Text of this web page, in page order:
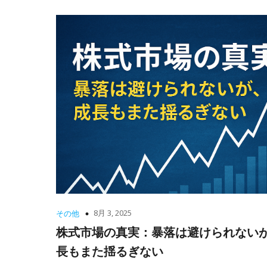
その他 8月 3, 2025
株式市場の真実：暴落は避けられない
長もまた揺るぎない